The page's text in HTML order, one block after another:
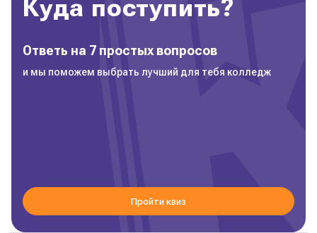
Куда поступить?
Ответь на 7 простых вопросов
и мы поможем выбрать лучший для тебя колледж
Пройти квиз